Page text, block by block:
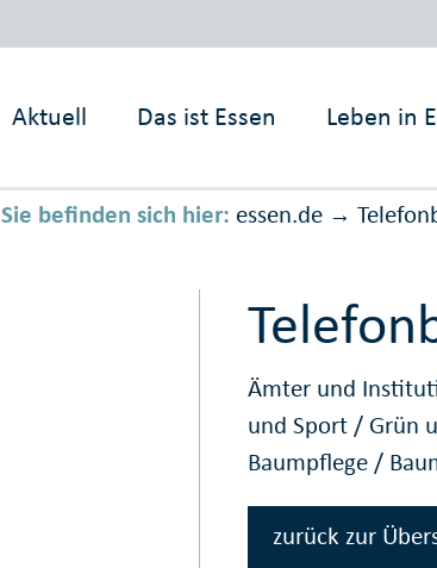
Aktuell Das ist Essen Leben in
Sie befinden sich hier: essen.de →
Ämter und
und Sport / Grün
Baumpflege /
zurück zur